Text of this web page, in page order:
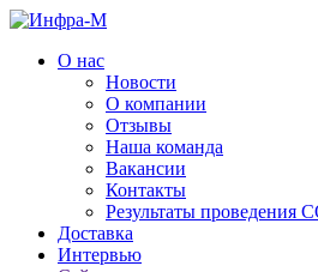
О нас
Новости
О компании
Отзывы
Наша команда
Вакансии
Контакты
Результаты проведения
Доставка
Интервью